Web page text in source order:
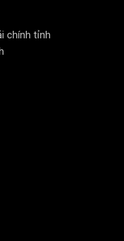
tô Vietmap TS-2K
truyền dữ liệu
trực tiếp nhanh
chính tỉnh